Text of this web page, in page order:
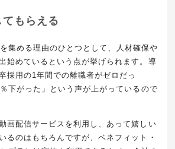
もらえる
集める理由のひとつとして、人材確保や
始めているという点が挙げられます。導
採用の1年間での離職者がゼロだっ
下がった」という声が上がっているので
画配信サービスを利用し、あって嬉しい
るのはもちろんですが、ベネフィット・